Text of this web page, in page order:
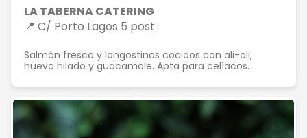
LA TABERNA CATERING
📍 C/ Porto Lagos 5 post
Salmón fresco y langostinos cocidos con ali-oli,
huevo hilado y guacamole. Apta para celíacos.